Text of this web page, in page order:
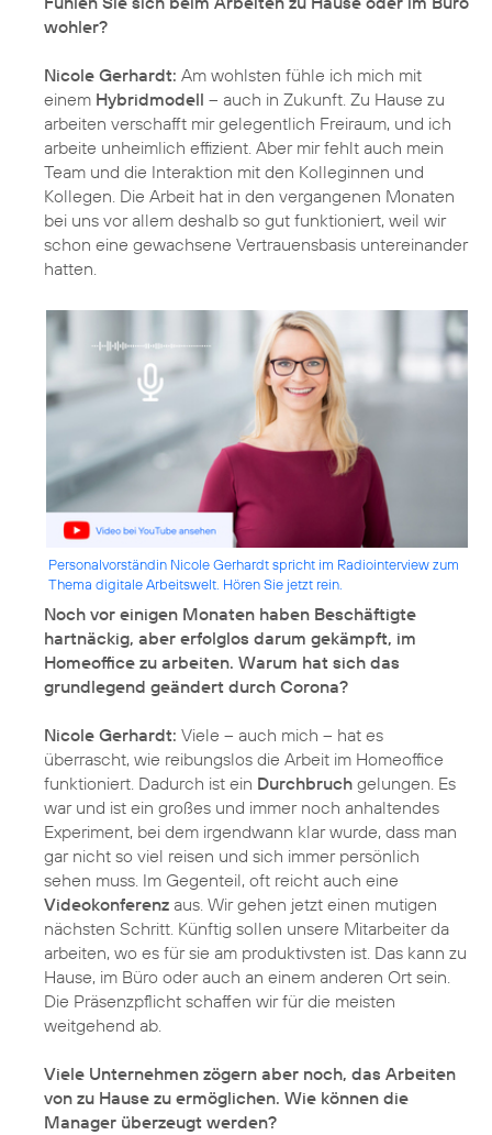
wohler?
Nicole Gerhardt: Am wohlsten fühle ich mich mit
einem Hybridmodell – auch in Zukunft. Zu Hause zu
arbeiten verschafft mir gelegentlich Freiraum, und ich
arbeite unheimlich effizient. Aber mir fehlt auch mein
Team und die Interaktion mit den Kolleginnen und
Kollegen. Die Arbeit hat in den vergangenen Monaten
bei uns vor allem deshalb so gut funktioniert, weil wir
schon eine gewachsene Vertrauensbasis untereinander
hatten.
Personalvorständin Nicole Gerhardt spricht im Radiointerview zum
Thema digitale Arbeitswelt. Hören Sie jetzt rein.
Noch vor einigen Monaten haben Beschäftigte
hartnäckig, aber erfolglos darum gekämpft, im
Homeoffice zu arbeiten. Warum hat sich das
grundlegend geändert durch Corona?
Nicole Gerhardt: Viele – auch mich – hat es
überrascht, wie reibungslos die Arbeit im Homeoffice
funktioniert. Dadurch ist ein Durchbruch gelungen. Es
war und ist ein großes und immer noch anhaltendes
Experiment, bei dem irgendwann klar wurde, dass man
gar nicht so viel reisen und sich immer persönlich
sehen muss. Im Gegenteil, oft reicht auch eine
Videokonferenz aus. Wir gehen jetzt einen mutigen
nächsten Schritt. Künftig sollen unsere Mitarbeiter da
arbeiten, wo es für sie am produktivsten ist. Das kann zu
Hause, im Büro oder auch an einem anderen Ort sein.
Die Präsenzpflicht schaffen wir für die meisten
weitgehend ab.
Viele Unternehmen zögern aber noch, das Arbeiten
von zu Hause zu ermöglichen. Wie können die
Manager überzeugt werden?